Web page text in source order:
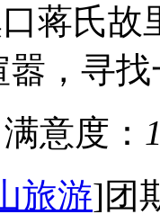
蒋氏故
，寻
满意度：
旅游]团